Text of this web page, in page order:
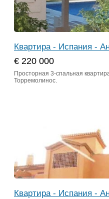
Квартира - Испания -
€ 220 000
Просторная 3-спальная
Торремолинос.
Квартира - Испания -